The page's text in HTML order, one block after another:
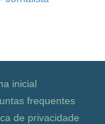
inicial
frequentes
de privacidade